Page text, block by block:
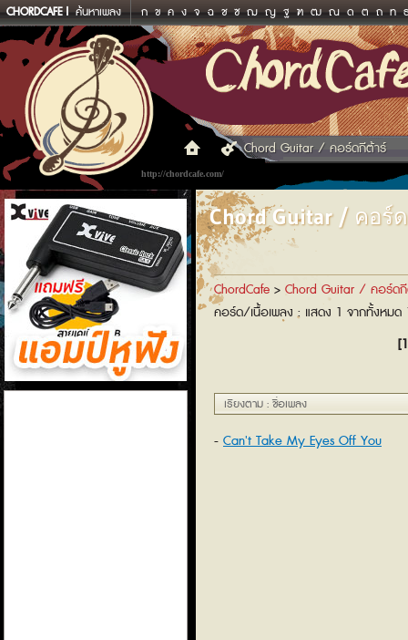
CHORDCAFE ค้นหาเพลง ก ข ค ง จ ฉ ช ซ ฌ ญ ฐ ฑ ฒ ณ ด ต ถ ท
http://chordcafe.com/
Chord Guitar / คอร์ดกีต้าร์
แอมป์หูฟัง
Chord Guitar / คอร์
ChordCafe > Chord Guitar / คอร์ด
คอร์ด/เนื้อเพลง : แสดง 1 จากทั้งหมด
เรียงตาม : ชื่อเพลง
Can't Take My Eyes Off You